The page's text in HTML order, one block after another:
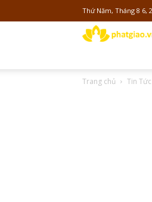
Thứ Năm, Tháng 8 6,
Trang chủ Tin Tức